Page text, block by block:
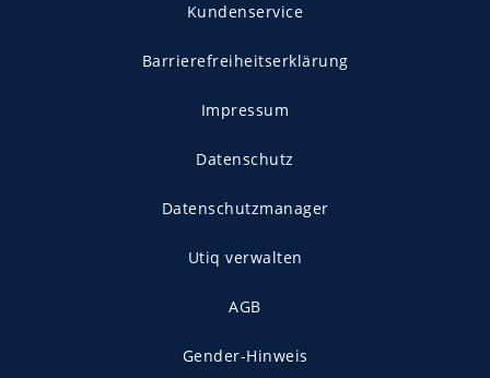
Kundenservice
Barrierefreiheitserklärung
Impressum
Datenschutz
Datenschutzmanager
Utiq verwalten
AGB
Gender-Hinweis